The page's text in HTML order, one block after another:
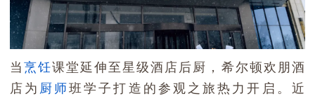
当 烹饪课堂延伸至星级酒店后厨，希尔顿欢朋酒
店为 厨师班学子打造的参观之旅热力开启。近